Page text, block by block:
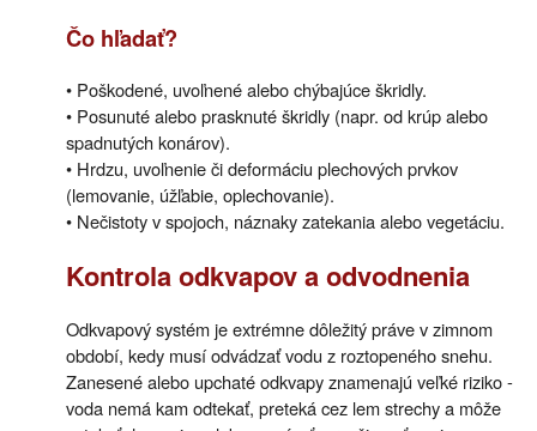
Čo hľadať?
• Poškodené, uvoľnené alebo chýbajúce škridly.
• Posunuté alebo prasknuté škridly (napr. od krúp alebo
spadnutých konárov).
• Hrdzu, uvoľnenie či deformáciu plechových prvkov
(lemovanie, úžľabie, oplechovanie).
• Nečistoty v spojoch, náznaky zatekania alebo vegetáciu.
Kontrola odkvapov a odvodnenia
Odkvapový systém je extrémne dôležitý práve v zimnom
období, kedy musí odvádzať vodu z roztopeného snehu.
Zanesené alebo upchaté odkvapy znamenajú veľké riziko -
voda nemá kam odtekať, preteká cez lem strechy a môže